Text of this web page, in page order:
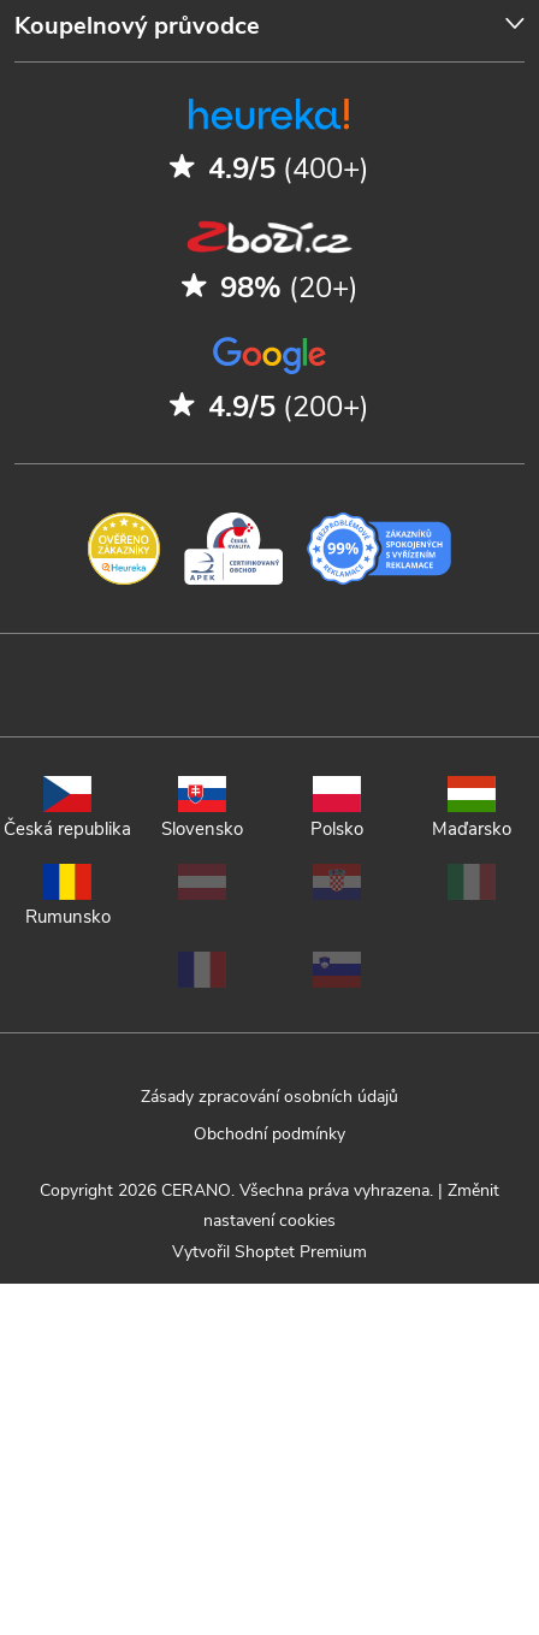
Koupelnový průvodce
4.9/5 (400+)
98% (20+)
4.9/5 (200+)
Česká republika Slovensko Polsko Maďarsko
Rumunsko
Zásady zpracování osobních údajů
Obchodní podmínky
Vytvořil Shoptet Premium
Copyright 2026 CERANO. Všechna práva vyhrazena. | Změnit
nastavení cookies